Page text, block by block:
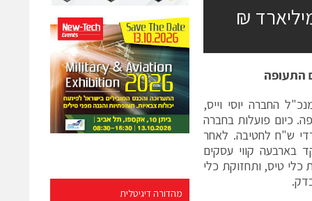
מהדורה דיגיטלית
₪
התעופה
החברה יוסי וייס,
כיום פועלות בחברה
ש"ח לחטיבה. לאחר
בארבעה קווי עסקים
כלי טיס, ותחזוקת כלי